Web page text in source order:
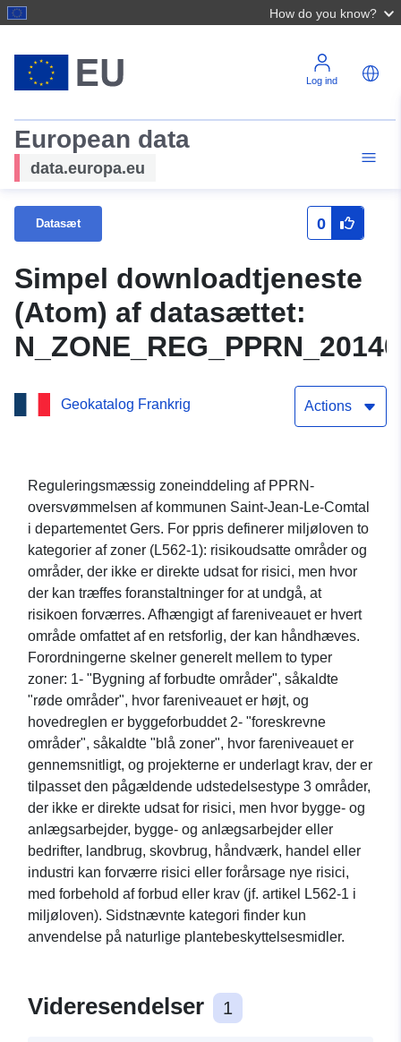
How do you know?
Log ind
European data
data.europa.eu
Datasæt 0
Simpel downloadtjeneste
(Atom) af datasættet:
Geokatalog Frankrig Actions
Reguleringsmæssig zoneinddeling af PPRN-
oversvømmelsen af kommunen Saint-Jean-Le-Comtal
i departementet Gers. For ppris definerer miljøloven to
kategorier af zoner (L562-1): risikoudsatte områder og
områder, der ikke er direkte udsat for risici, men hvor
der kan træffes foranstaltninger for at undgå, at
risikoen forværres. Afhængigt af fareniveauet er hvert
område omfattet af en retsforlig, der kan håndhæves.
Forordningerne skelner generelt mellem to typer
zoner: 1- "Bygning af forbudte områder", såkaldte
"røde områder", hvor fareniveauet er højt, og
hovedreglen er byggeforbuddet 2- "foreskrevne
områder", såkaldte "blå zoner", hvor fareniveauet er
gennemsnitligt, og projekterne er underlagt krav, der er
tilpasset den pågældende udstedelsestype 3 områder,
der ikke er direkte udsat for risici, men hvor bygge- og
anlægsarbejder, bygge- og anlægsarbejder eller
bedrifter, landbrug, skovbrug, håndværk, handel eller
industri kan forværre risici eller forårsage nye risici,
med forbehold af forbud eller krav (jf. artikel L562-1 i
miljøloven). Sidstnævnte kategori finder kun
anvendelse på naturlige plantebeskyttelsesmidler.
Videresendelser 1